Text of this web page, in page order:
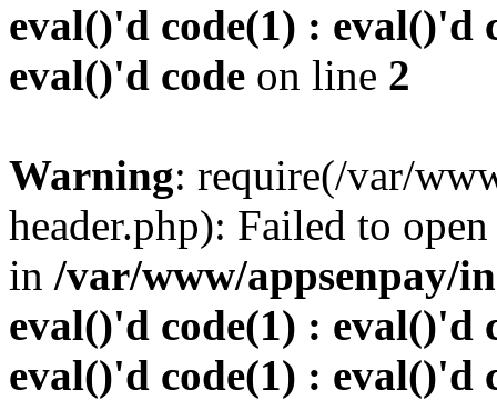
eval()'d code(1) : eval()'d
eval()'d code on line 2
Warning: require(/var/
header.php): Failed to
in /var/www/appsenpay/
eval()'d code(1) : eval()'d
eval()'d code(1) : eval()'d